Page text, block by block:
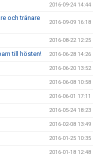
2016-09-24 14:44
och tränare
2016-09-09 16:18
2016-08-22 12:25
till hösten! 2016-06-28 14:26
2016-06-20 13:52
2016-06-08 10:58
2016-06-01 17:11
2016-05-24 18:23
2016-02-08 13:49
2016-01-25 10:35
2016-01-18 12:48